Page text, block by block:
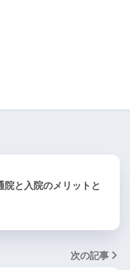
院と入院のメリットと
次の記事